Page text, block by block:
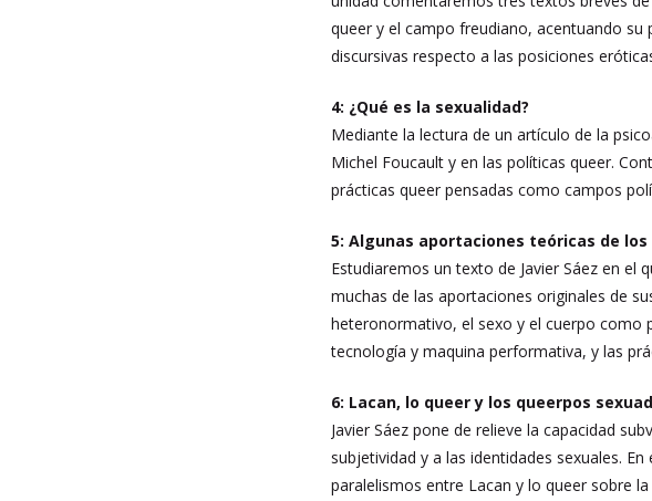
queer y el campo freudiano, acentuando
discursivas respecto a las posiciones
4: ¿Qué es la sexualidad?
Mediante la lectura de un artículo de la
Michel Foucault y en las políticas queer.
prácticas queer pensadas como campos
5: Algunas aportaciones teóricas de
Estudiaremos un texto de Javier Sáez en
muchas de las aportaciones originales de
heteronormativo, el sexo y el cuerpo como
tecnología y maquina performativa, y las
6: Lacan, lo queer y los queerpos
Javier Sáez pone de relieve la capacidad
subjetividad y a las identidades sexuales.
paralelismos entre Lacan y lo queer sobre